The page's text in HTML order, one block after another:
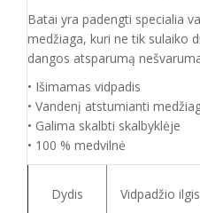
Batai yra padengti specialia
medžiaga, kuri ne tik sulaiko
dangos atsparumą
• Išimamas vidpadis
• Vandenį atstumianti
• Galima skalbti skalbyklėje
• 100 % medvilnė
Dydis Vidpadžio